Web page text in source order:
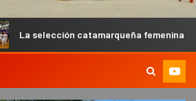
catamarqueña femenina de básquet U13